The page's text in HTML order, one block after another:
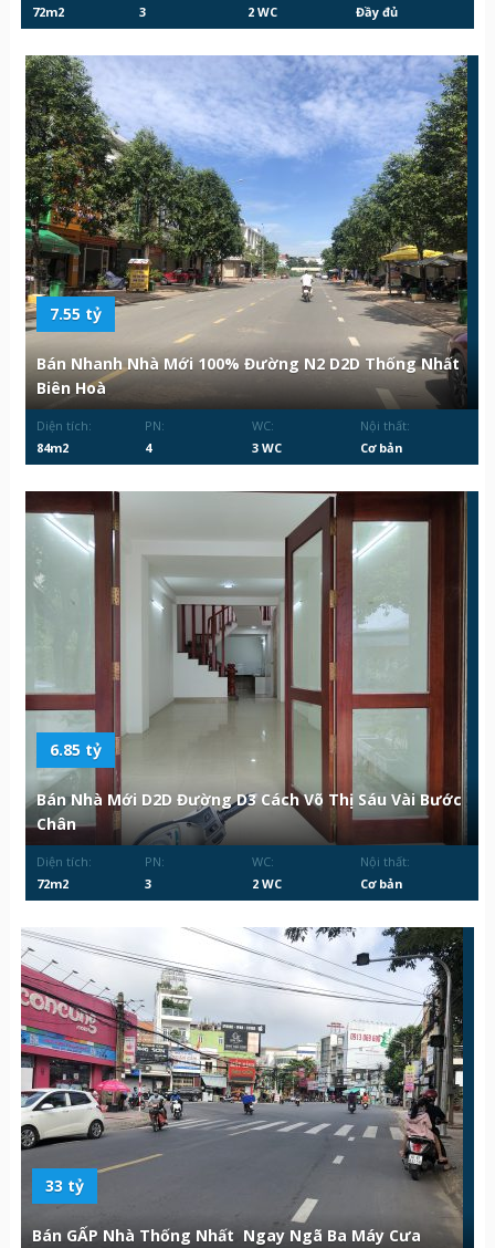
72m2
3
2 WC
Đầy đủ
7.55 tỷ
Bán Nhanh Nhà Mới 100% Đường N2 D2D Thống Nhất
Biên Hoà
Diện tích:
84m2
PN:
4
WC:
3 WC
Nội thất:
Cơ bản
6.85 tỷ
Bán Nhà Mới D2D Đường D3 Cách Võ Thị Sáu Vài Bước
Chân
Diện tích:
72m2
PN:
3
WC:
2 WC
Nội thất:
Cơ bản
33 tỷ
Bán GẤP Nhà Thống Nhất Ngay Ngã Ba Máy Cưa